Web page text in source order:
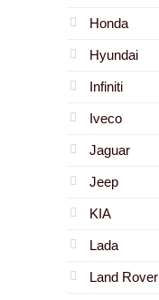
Honda
Hyundai
Infiniti
Iveco
Jaguar
Jeep
KIA
Lada
Land Rover